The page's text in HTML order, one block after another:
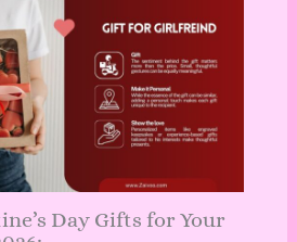
Day Gifts for Your